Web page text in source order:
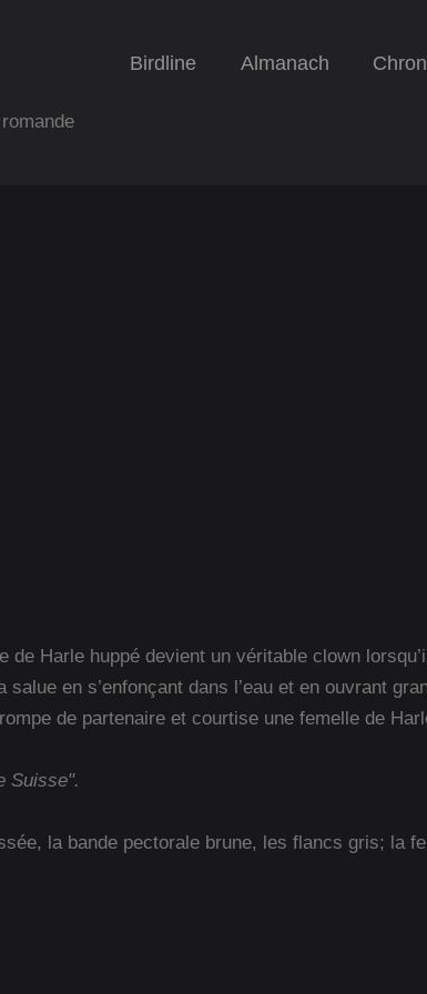
Birdline Almanach
de Harle huppé devient un véritable clown
en s’enfonçant dans l’eau et en ouvrant
de partenaire et courtise une femelle de
Suisse".
la bande pectorale brune, les flancs gris; la